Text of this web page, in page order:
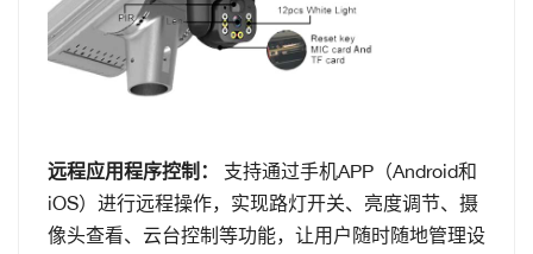
远程应用程序控制： 支持通过手机APP（Android和
iOS）进行远程操作，实现路灯开关、亮度调节、摄
像头查看、云台控制等功能，让用户随时随地管理设